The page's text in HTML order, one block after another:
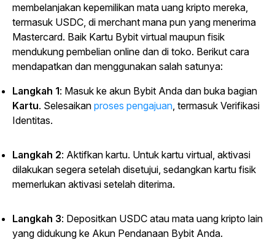
membelanjakan kepemilikan mata uang kripto mereka,
termasuk USDC, di merchant mana pun yang menerima
Mastercard. Baik Kartu Bybit virtual maupun fisik
mendukung pembelian online dan di toko. Berikut cara
mendapatkan dan menggunakan salah satunya:
Langkah 1: Masuk ke akun Bybit Anda dan buka bagian
Kartu. Selesaikan proses pengajuan, termasuk Verifikasi
Identitas.
Langkah 2: Aktifkan kartu. Untuk kartu virtual, aktivasi
dilakukan segera setelah disetujui, sedangkan kartu fisik
memerlukan aktivasi setelah diterima.
Langkah 3: Depositkan USDC atau mata uang kripto lain
yang didukung ke Akun Pendanaan Bybit Anda.